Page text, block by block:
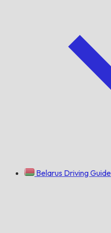
Belarus Driving Guide